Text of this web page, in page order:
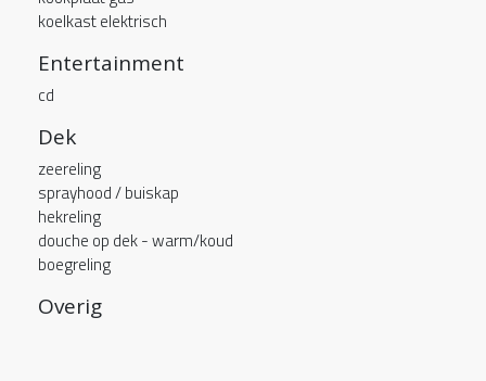
koelkast elektrisch
Entertainment
cd
Dek
zeereling
sprayhood / buiskap
hekreling
douche op dek - warm/koud
boegreling
Overig